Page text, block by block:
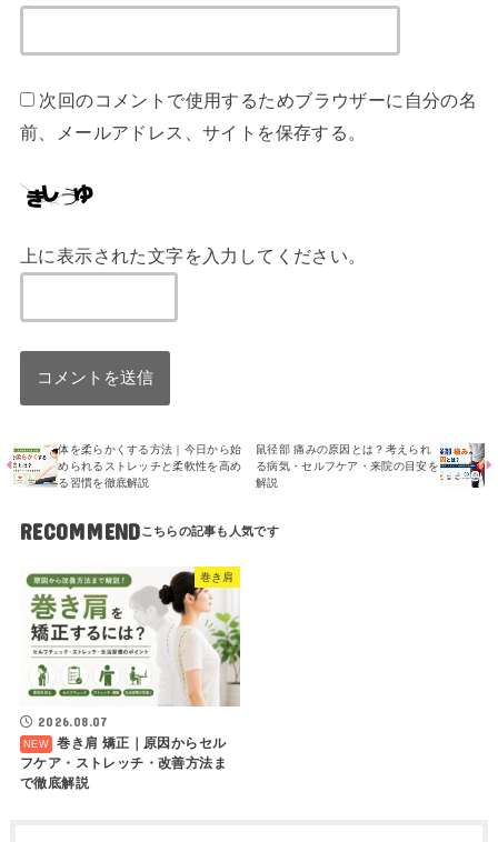
次回のコメントで使用するためブラウザーに自分の名
前、メールアドレス、サイトを保存する。
上に表示された文字を入力してください。
体を柔らかくする方法｜今日から始
められるストレッチと柔軟性を高め
る習慣を徹底解説
鼠径部 痛みの原因とは？考えられ
る病気・セルフケア・来院の目安を
解説
RECOMMEND
巻き肩
2026.08.07
巻き肩 矯正｜原因からセル
フケア・ストレッチ・改善方法ま
で徹底解説